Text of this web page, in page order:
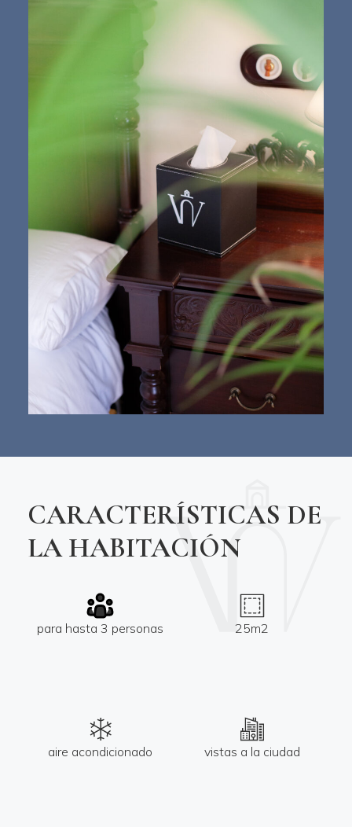
CARACTERÍSTICAS DE
LA HABITACIÓN
para hasta 3 personas 25m2
aire acondicionado vistas a la ciudad